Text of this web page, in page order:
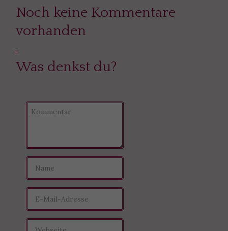
Noch keine Kommentare
vorhanden
Was denkst du?